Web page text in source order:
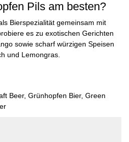
Pils am besten?
Bierspezialität gemeinsam mit
es zu exotischen Gerichten
sowie scharf würzigen Speisen
und Lemongras.
Beer, Grünhopfen Bier, Green